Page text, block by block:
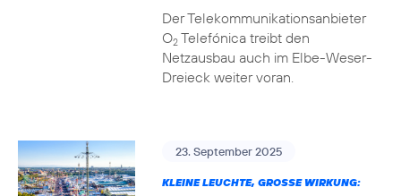
Der Telekommunikationsanbieter
O2Telefónica treibt den
Netzausbau auch im Elbe-Weser-
Dreieck weiter voran.
23. September 2025
KLEINE LEUCHTE, GROSSE WIRKUNG: